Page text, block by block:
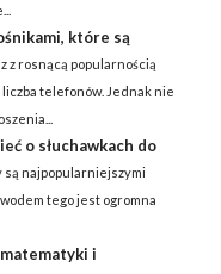
które są
z rosnącą popularnością
telefonów. Jednak nie
o słuchawkach do
są najpopularniejszymi
tego jest ogromna
i